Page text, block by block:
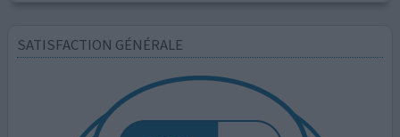
SATISFACTION GÉNÉRALE